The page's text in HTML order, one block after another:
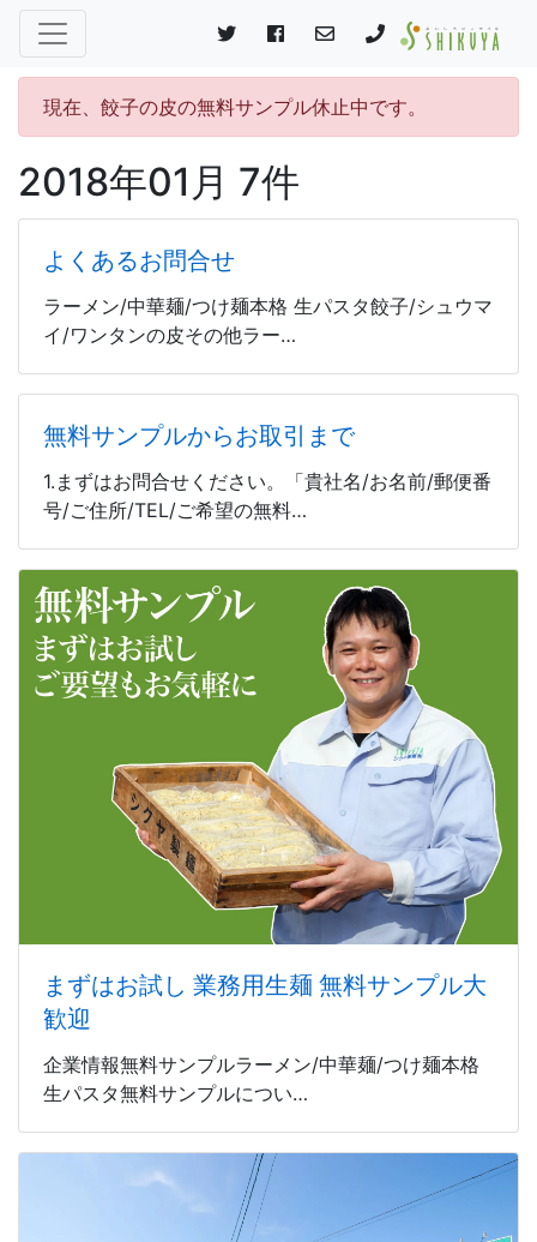
現在、餃子の皮の無料サンプル休止中です。
2018年01月 7件
よくあるお問合せ
ラーメン/中華麺/つけ麺本格 生パスタ餃子/シュウマ
イ/ワンタンの皮その他ラー…
無料サンプルからお取引まで
1.まずはお問合せください。「貴社名/お名前/郵便番
号/ご住所/TEL/ご希望の無料…
まずはお試し 業務用生麺 無料サンプル大
歓迎
企業情報無料サンプルラーメン/中華麺/つけ麺本格
生パスタ無料サンプルについ…